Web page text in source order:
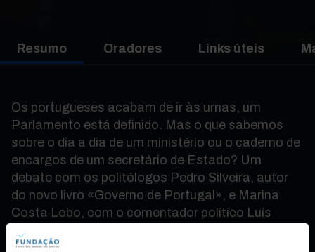
Resumo Oradores Links úteis
Os portugueses acabam de ir às urnas, um
Parlamento está definido. Mas o que sabemos
sobre o dia a dia de um ministério ou o caderno de
encargos de um secretário de Estado? Um
debate com os politólogos Pedro Silveira, autor
do novo livro «Governo de Portugal», e Marina
Costa Lobo, com o comentador político Luís
Marques Mendes.